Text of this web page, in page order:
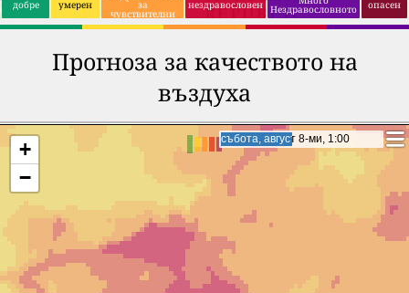
добре умерен за
чувствителни
групи
нездравословен Нездравословното опасен
Прогноза за качеството на
въздуха
събота, август 8-ми, 20:00
събота, август 8-ми, 20:00
+
−